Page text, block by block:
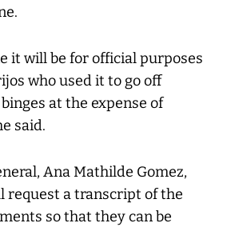
it will be for official purposes
who used it to go off
at the expense of
said.
Ana Mathilde Gomez,
request a transcript of the
so that they can be